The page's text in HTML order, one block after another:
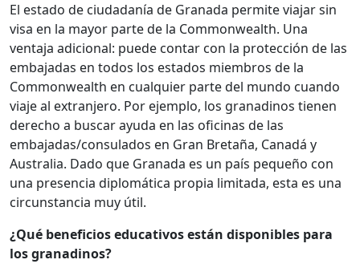
El estado de ciudadanía de Granada permite viajar sin
visa en la mayor parte de la Commonwealth. Una
ventaja adicional: puede contar con la protección de las
embajadas en todos los estados miembros de la
Commonwealth en cualquier parte del mundo cuando
viaje al extranjero. Por ejemplo, los granadinos tienen
derecho a buscar ayuda en las oficinas de las
embajadas/consulados en Gran Bretaña, Canadá y
Australia. Dado que Granada es un país pequeño con
una presencia diplomática propia limitada, esta es una
circunstancia muy útil.
¿Qué beneficios educativos están disponibles para
los granadinos?